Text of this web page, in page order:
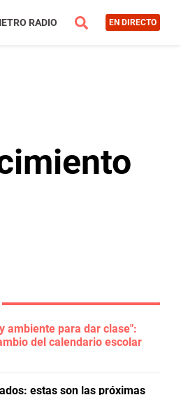
RADIO EN DIRECTO
ambiente para dar clase":
del calendario escolar
estas son las próximas